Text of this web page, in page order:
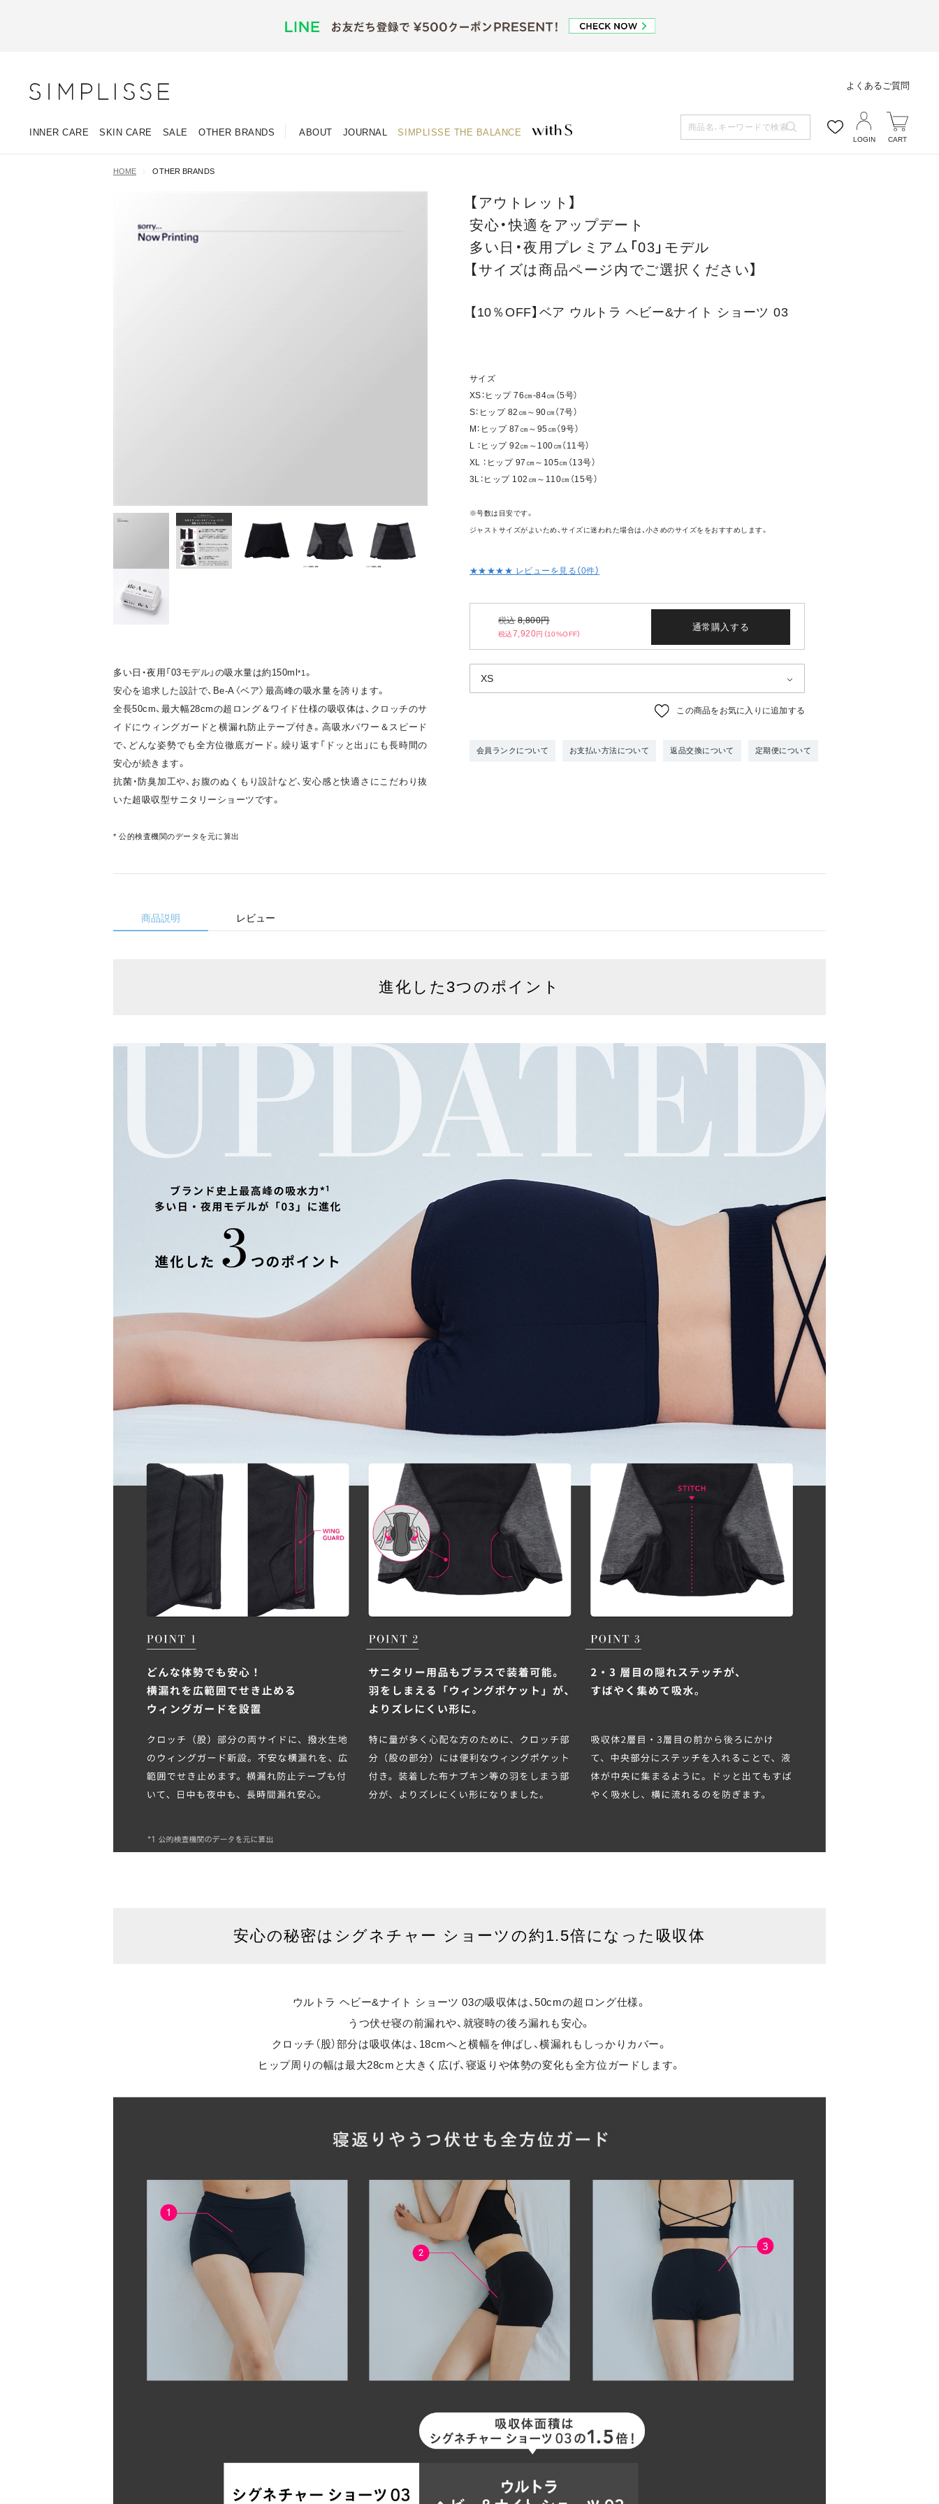
INNER CARE SKIN CARE SALE OTHER BRANDS ABOUT JOURNAL SIMPLISSE THE BALANCE
よくあるご質問
LOGIN CART
HOME OTHER BRANDS
多い日・夜用「03モデル」の吸水量は約150ml*1 。
安心を追求した設計で、Be-A〈ベア〉最高峰の吸水量を誇ります。
全長50cm、最大幅28cmの超ロング＆ワイド仕様の吸収体は、クロッチのサ
イドにウィングガードと横漏れ防止テープ付き。高吸水パワー＆スピード
で、どんな姿勢でも全方位徹底ガード。繰り返す「ドッと出」にも長時間の
安心が続きます。
抗菌・防臭加工や、お腹のぬくもり設計など、安心感と快適さにこだわり抜
いた超吸収型サニタリーショーツです。
* 公的検査機関のデータを元に算出
【アウトレット】
安心・快適をアップデート
多い日・夜用プレミアム「03」モデル
【サイズは商品ページ内でご選択ください】
【10％OFF】ベア ウルトラ ヘビー&ナイト ショーツ 03
サイズ
XS：ヒップ 76㎝-84㎝（5号）
S：ヒップ 82㎝～90㎝（7号）
M：ヒップ 87㎝～95㎝（9号）
L ：ヒップ 92㎝～100㎝（11号）
XL ：ヒップ 97㎝～105㎝（13号）
3L：ヒップ 102㎝～110㎝（15号）
※号数は目安です。
ジャストサイズがよいため、サイズに迷われた場合は、小さめのサイズををおすすめします。
★★★★★ レビューを見る（0件）
税込 8,800円
税込7,920円（10%OFF）
通常購入する
この商品をお気に入りに追加する
会員ランクについて お支払い方法について 返品交換について 定期便について
商品説明 レビュー
進化した3つのポイント
安心の秘密は シグネチャー ショーツの約1.5倍になった吸収体
ウルトラ ヘビー&ナイト ショーツ 03の吸収体は、50cmの超ロング仕様。
うつ伏せ寝の前漏れや、就寝時の後ろ漏れも安心。
クロッチ（股）部分は吸収体は、18cmへと横幅を伸ばし、横漏れもしっかりカバー。
ヒップ周りの幅は最大28cmと大きく広げ、寝返りや体勢の変化も全方位ガードします。